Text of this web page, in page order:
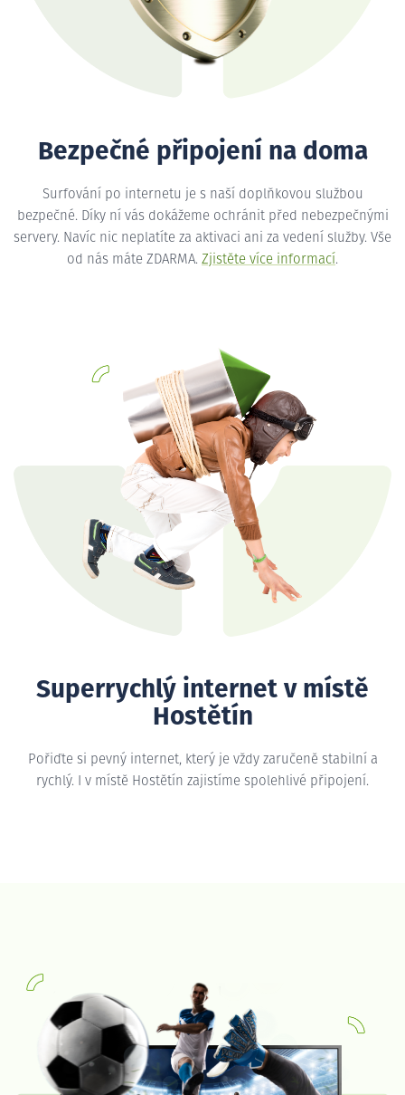
Bezpečné připojení na doma
Surfování po internetu je s naší doplňkovou službou
bezpečné. Díky ní vás dokážeme ochránit před nebezpečnými
servery. Navíc nic neplatíte za aktivaci ani za vedení služby. Vše
od nás máte ZDARMA. Zjistěte více informací.
Superrychlý internet v místě
Hostětín
Pořiďte si pevný internet, který je vždy zaručeně stabilní a
rychlý. I v místě Hostětín zajistíme spolehlivé připojení.